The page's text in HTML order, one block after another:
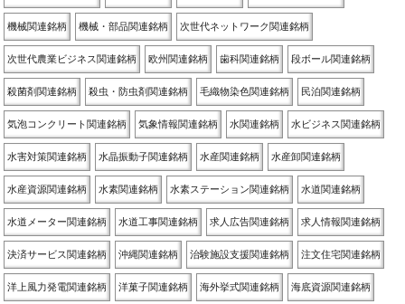
機械関連銘柄 機械・部品関連銘柄 次世代ネットワーク関連銘柄
次世代農業ビジネス関連銘柄 欧州関連銘柄 歯科関連銘柄 段ボール関連銘柄
殺菌剤関連銘柄 殺虫・防虫剤関連銘柄 毛織物染色関連銘柄 民泊関連銘柄
気泡コンクリート関連銘柄 気象情報関連銘柄 水関連銘柄 水ビジネス関連銘柄
水害対策関連銘柄 水晶振動子関連銘柄 水産関連銘柄 水産卸関連銘柄
水産資源関連銘柄 水素関連銘柄 水素ステーション関連銘柄 水道関連銘柄
水道メーター関連銘柄 水道工事関連銘柄 求人広告関連銘柄 求人情報関連銘柄
決済サービス関連銘柄 沖縄関連銘柄 治験施設支援関連銘柄 注文住宅関連銘柄
洋上風力発電関連銘柄 洋菓子関連銘柄 海外挙式関連銘柄 海底資源関連銘柄